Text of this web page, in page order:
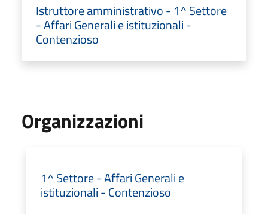
Istruttore amministrativo - 1^ Settore
- Affari Generali e istituzionali -
Contenzioso
Organizzazioni
1^ Settore - Affari Generali e
istituzionali - Contenzioso